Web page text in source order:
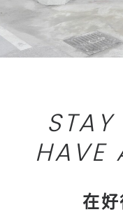
HAVE
在好